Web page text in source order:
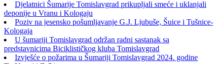
Djelatnici Šumarije Tomislavgrad prikupljali smeće i uklanjali
deponije u Vranu i Kologaju
Poziv na jesensko pošumljavanje G.J. Ljubuše, Šuice i Tušnice-
Kologaja
U šumariji Tomislavgrad održan radni sastanak sa
predstavnicima Biciklističkog kluba Tomislavgrad
Izvješće o požarima u Šumariji Tomislavgrad 2024. godine